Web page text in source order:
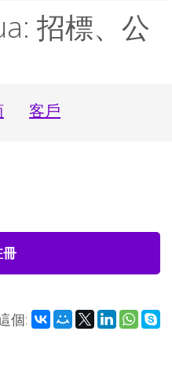
招標、公
客戶
個: